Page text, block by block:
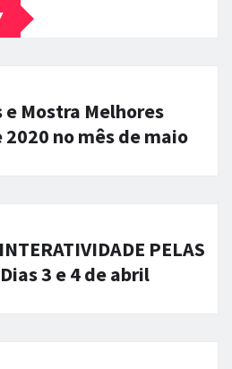
e Mostra Melhores
2020 no mês de maio
PELAS
Dias 3 e 4 de abril